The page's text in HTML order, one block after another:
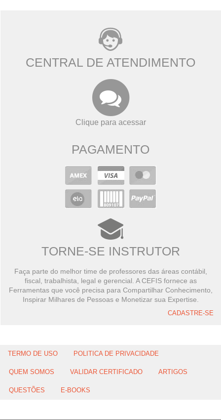
CENTRAL DE ATENDIMENTO
Clique para acessar
PAGAMENTO
TORNE-SE INSTRUTOR
Faça parte do melhor time de professores das áreas contábil,
fiscal, trabalhista, legal e gerencial. A CEFIS fornece as
Ferramentas que você precisa para Compartilhar Conhecimento,
Inspirar Milhares de Pessoas e Monetizar sua Expertise.
CADASTRE-SE
TERMO DE USO POLITICA DE PRIVACIDADE
QUEM SOMOS VALIDAR CERTIFICADO ARTIGOS
QUESTÕES E-BOOKS